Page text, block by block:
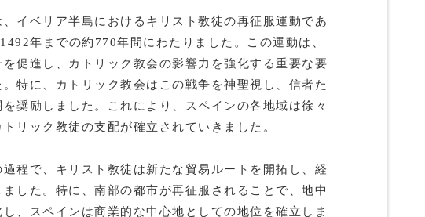
、イベリア半島におけるキリスト教徒の再征服運動であ
年までの約770年間にわたりました。この運動は、
を促進し、カトリック教会の影響力を強化する重要な要
特に、カトリック教会はこの戦争を神聖視し、信者た
奨励しました。これにより、スペインの各地域は徐々
リック教徒の支配が確立されていきました。
過程で、キリスト教徒は新たな貿易ルートを開拓し、経
した。特に、南部の都市が再征服されることで、地中
、スペインは商業的な中心地としての地位を確立しま